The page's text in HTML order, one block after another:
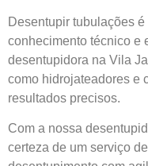
Desentupir tubulações
conhecimento técnico e
desentupidora na Vila
como hidrojateadores e
resultados precisos.
Com a nossa
certeza de um serviço